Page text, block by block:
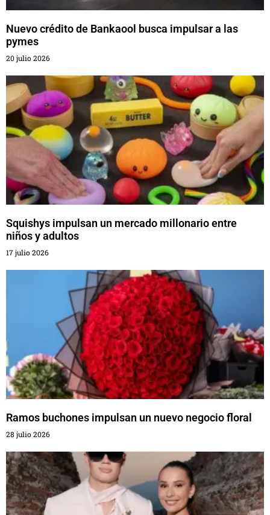
Nuevo crédito de Bankaool busca impulsar a las
pymes
20 julio 2026
Squishys impulsan un mercado millonario entre
niños y adultos
17 julio 2026
Ramos buchones impulsan un nuevo negocio floral
28 julio 2026